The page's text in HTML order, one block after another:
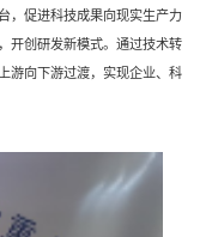
，促进科技成果向现实生产力
开创研发新模式。通过技术转
游向下游过渡，实现企业、科